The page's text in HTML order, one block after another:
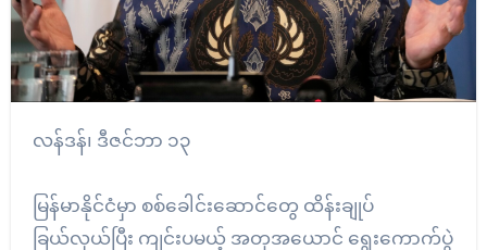
လန်ဒန်၊ ဒီဇင်ဘာ ၁၃
မြန်မာနိုင်ငံမှာ စစ်ခေါင်းဆောင်တွေ ထိန်းချုပ်
ခြယ်လှယ်ပြီး ကျင်းပမယ့် အတုအယောင် ရွေးကောက်ပွဲ